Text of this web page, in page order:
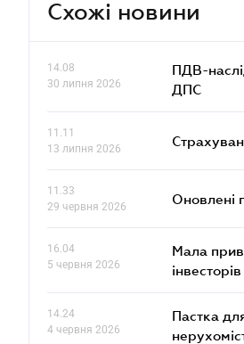
Схожі новини
14.08
30 липня 2026
ПДВ-
ДПС
11.11
13 липня 2026
11.33
29 червня 2026
Оновлені
16.04
5 червня 2026
Мала
інвесторів
14.24
4 червня 2026
Пастка